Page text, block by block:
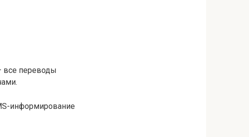
все переводы
информирование